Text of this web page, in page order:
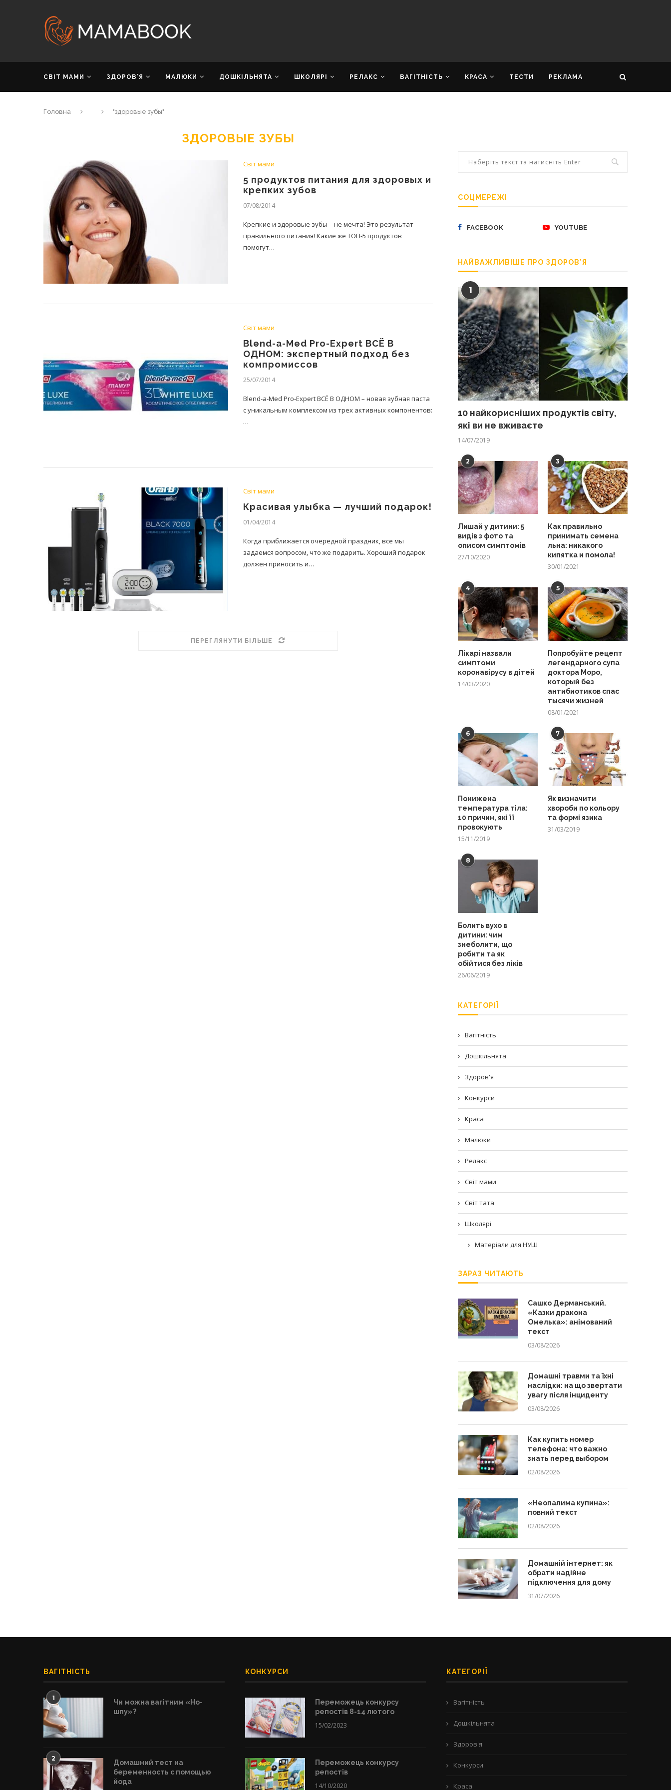
СВІТ МАМИ ЗДОРОВ’Я МАЛЮКИ ДОШКІЛЬНЯТА ШКОЛЯРІ РЕЛАКС ВАГІТНІСТЬ КРАСА ТЕСТИ РЕКЛАМА
Головна "здоровые зубы"
ЗДОРОВЫЕ ЗУБЫ
Світ мами
5 продуктов питания для здоровых и
крепких зубов
07/08/2014
Крепкие и здоровые зубы – не мечта! Это результат
правильного питания! Какие же ТОП-5 продуктов
помогут…
Світ мами
Blend-a-Med Pro-Expert ВСЁ В
ОДНОМ: экспертный подход без
компромиссов
25/07/2014
Blend-a-Med Pro-Expert ВСЁ В ОДНОМ – новая зубная паста
с уникальным комплексом из трех активных компонентов:
…
Світ мами
Красивая улыбка — лучший подарок!
01/04/2014
Когда приближается очередной праздник, все мы
задаемся вопросом, что же подарить. Хороший подарок
должен приносить и…
ПЕРЕГЛЯНУТИ БІЛЬШЕ
СОЦМЕРЕЖІ
FACEBOOK YOUTUBE
НАЙВАЖЛИВІШЕ ПРО ЗДОРОВ’Я
1
10 найкорисніших продуктів світу,
які ви не вживаєте
14/07/2019
2
Лишай у дитини: 5
видів з фото та
описом симптомів
27/10/2020
3
Как правильно
принимать семена
льна: никакого
кипятка и помола!
30/01/2021
4
Лікарі назвали
симптоми
коронавірусу в дітей
14/03/2020
5
Попробуйте рецепт
легендарного супа
доктора Моро,
который без
антибиотиков спас
тысячи жизней
08/01/2021
6
Понижена
температура тіла:
10 причин, які її
провокують
15/11/2019
7
Як визначити
хвороби по кольору
та формі язика
31/03/2019
8
Болить вухо в
дитини: чим
знеболити, що
робити та як
обійтися без ліків
26/06/2019
КАТЕГОРІЇ
Вагітність
Дошкільнята
Здоров'я
Конкурси
Краса
Малюки
Релакс
Світ мами
Світ тата
Школярі
Матеріали для НУШ
ЗАРАЗ ЧИТАЮТЬ
Сашко Дерманський.
«Казки дракона
Омелька»: анімований
текст
03/08/2026
Домашні травми та їхні
наслідки: на що звертати
увагу після інциденту
03/08/2026
Как купить номер
телефона: что важно
знать перед выбором
02/08/2026
«Неопалима купина»:
повний текст
02/08/2026
Домашній інтернет: як
обрати надійне
підключення для дому
31/07/2026
ВАГІТНІСТЬ
1
Чи можна вагітним «Но-
шпу»?
2
Домашний тест на
беременность с помощью
йода
КОНКУРСИ
Переможець конкурсу
репостів 8-14 лютого
15/02/2023
Переможець конкурсу
репостів
14/10/2020
КАТЕГОРІЇ
Вагітність
Дошкільнята
Здоров'я
Конкурси
Краса